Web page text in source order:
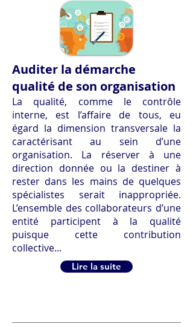
Auditer la démarche
qualité de son organisation
La qualité, comme le contrôle
interne, est l’affaire de tous, eu
égard la dimension transversale la
caractérisant au sein d’une
organisation. La réserver à une
direction donnée ou la destiner à
rester dans les mains de quelques
spécialistes serait inappropriée.
L’ensemble des collaborateurs d’une
entité participent à la qualité
puisque cette contribution
collective...
Lire la suite